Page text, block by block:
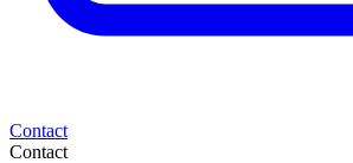
Contact
Contact